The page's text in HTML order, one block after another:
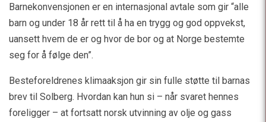
Barnekonvensjonen er en internasjonal avtale som gir “alle
barn og under 18 år rett til å ha en trygg og god oppvekst,
uansett hvem de er og hvor de bor og at Norge bestemte
seg for å følge den”.
Besteforeldrenes klimaaksjon gir sin fulle støtte til barnas
brev til Solberg. Hvordan kan hun si – når svaret hennes
foreligger – at fortsatt norsk utvinning av olje og gass